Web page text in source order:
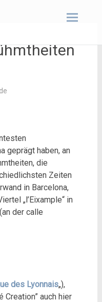
geprägt haben, an
die
Zeiten
in Barcelona,
„l’Eixample“ in
der calle
des Lyonnais„),
Creation” auch hier